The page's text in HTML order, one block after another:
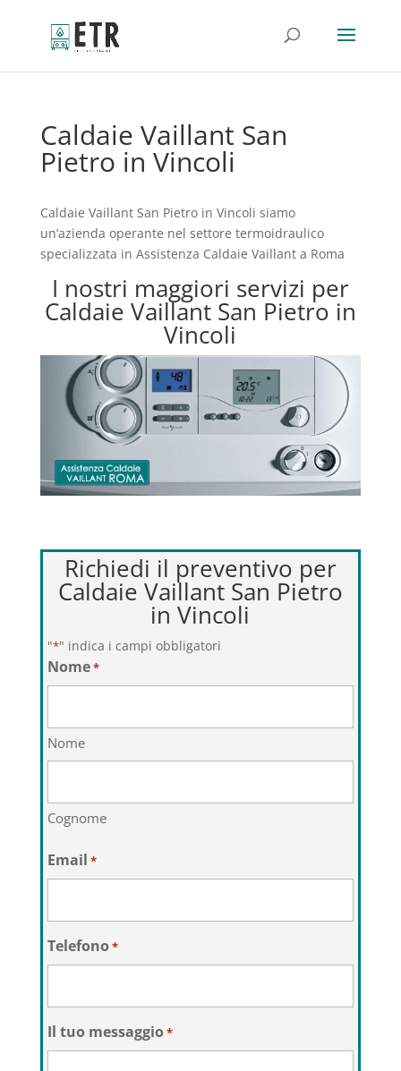
Caldaie Vaillant San
Pietro in Vincoli
Caldaie Vaillant San Pietro in Vincoli siamo
un’azienda operante nel settore termoidraulico
specializzata in Assistenza Caldaie Vaillant a Roma
I nostri maggiori servizi per
Caldaie Vaillant San Pietro in
Vincoli
Richiedi il preventivo per
Caldaie Vaillant San Pietro
in Vincoli
"*" indica i campi obbligatori
Nome*
Nome
Cognome
Email *
Telefono*
Il tuo messaggio*